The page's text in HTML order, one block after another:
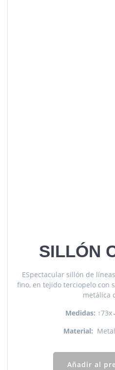
SILLÓN
ESpectacular sillón de
fino, en tejido terciopelo con
metálica
Medidas:
Material:
Añadir al